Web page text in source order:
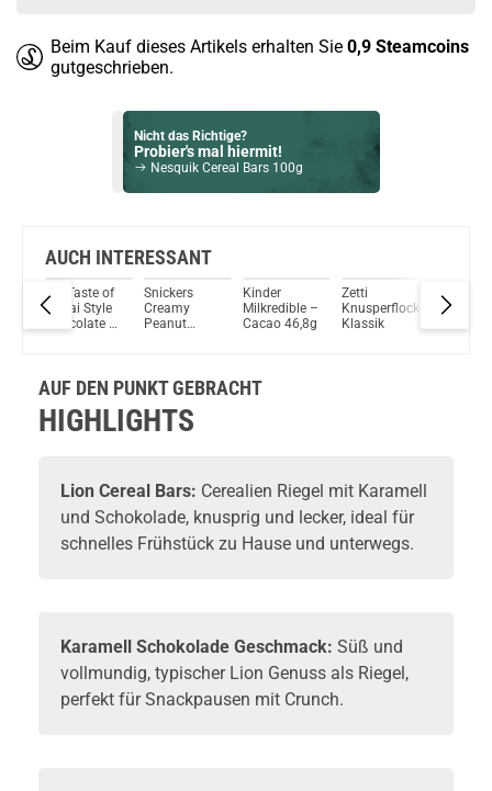
Beim Kauf dieses Artikels erhalten Sie 0,9 Steamcoins
gutgeschrieben.
Nicht das Richtige?
Probier's mal hiermit!
Nesquik Cereal Bars 100g
Monster Assault Energy Drink 12x 500ml
Du willst Kröten sparen?
Schau mal hier!
HorizonTech Magico 6,5ml Pod Rainbow
AUCH INTERESSANT
Elit Taste of
Dubai Style
Chocolate –
Snickers
Creamy
Peanut
Kinder
Milkredible –
Cacao 46,8g
Zetti
Knusperflocken
Klassik
Que
Style
AUF DEN PUNKT GEBRACHT
HIGHLIGHTS
Lion Cereal Bars: Cerealien Riegel mit Karamell
und Schokolade, knusprig und lecker, ideal für
schnelles Frühstück zu Hause und unterwegs.
Karamell Schokolade Geschmack: Süß und
vollmundig, typischer Lion Genuss als Riegel,
perfekt für Snackpausen mit Crunch.